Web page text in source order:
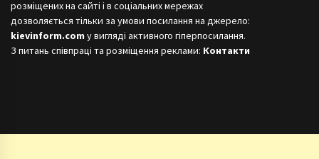
розміщених на сайті і в соціальних мережах
дозволяється тільки за умови посилання на джерело:
kievinform.com у вигляді активного гіперпосилання.
З питань співпраці та розміщення реклами: Контакти